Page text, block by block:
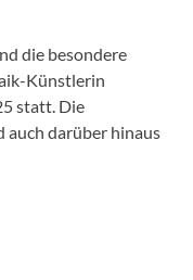
die besondere
Künstlerin
statt. Die
auch darüber hinaus